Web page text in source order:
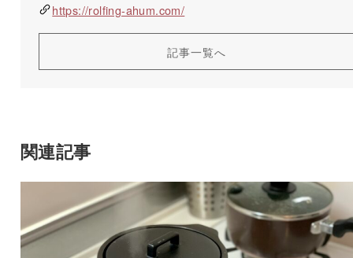
https://rolfing-ahum.com/
記事一覧へ
関連記事